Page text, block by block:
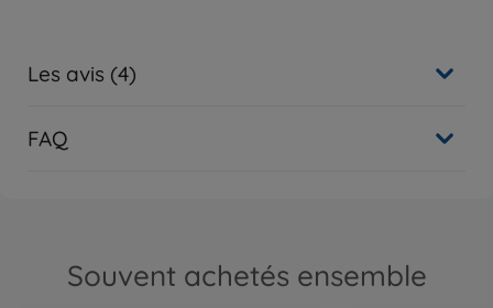
Les avis (4)
FAQ
Souvent achetés ensemble